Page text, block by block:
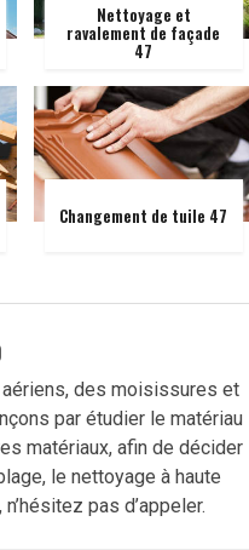
Nettoyage et
ravalement de façade
47
Changement de tuile 47
des moisissures et
par étudier le matériau
matériaux, afin de décider
le nettoyage à haute
pas d’appeler.